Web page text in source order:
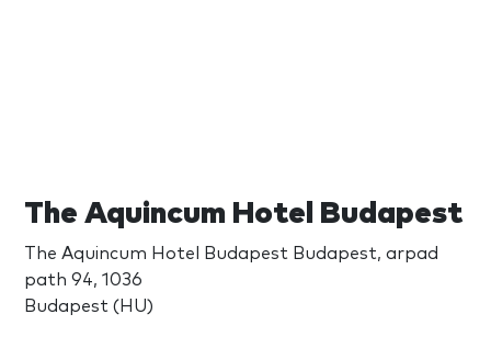
The Aquincum Hotel Budapest
The Aquincum Hotel Budapest Budapest, arpad
path 94, 1036
Budapest (HU)